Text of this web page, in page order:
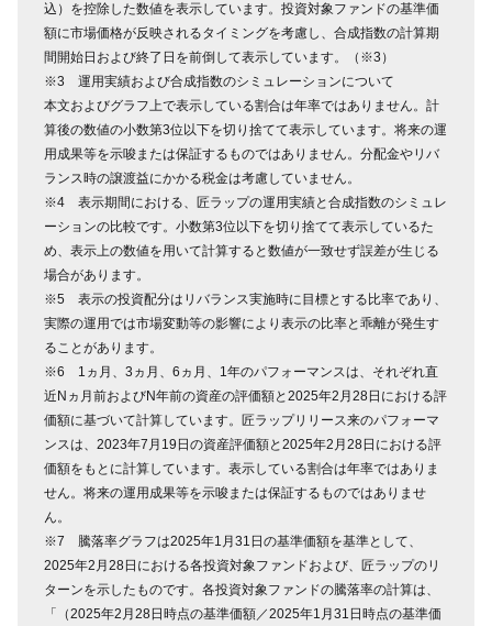
込）を控除した数値を表示しています。投資対象ファンドの基準価
額に市場価格が反映されるタイミングを考慮し、合成指数の計算期
間開始日および終了日を前倒して表示しています。（※3）
※3 運用実績および合成指数のシミュレーションについて
本文およびグラフ上で表示している割合は年率ではありません。計
算後の数値の小数第3位以下を切り捨てて表示しています。将来の運
用成果等を示唆または保証するものではありません。分配金やリバ
ランス時の譲渡益にかかる税金は考慮していません。
※4 表示期間における、匠ラップの運用実績と合成指数のシミュレ
ーションの比較です。小数第3位以下を切り捨てて表示しているた
め、表示上の数値を用いて計算すると数値が一致せず誤差が生じる
場合があります。
※5 表示の投資配分はリバランス実施時に目標とする比率であり、
実際の運用では市場変動等の影響により表示の比率と乖離が発生す
ることがあります。
※6 1ヵ月、3ヵ月、6ヵ月、1年のパフォーマンスは、それぞれ直
近Nヵ月前およびN年前の資産の評価額と2025年2月28日における評
価額に基づいて計算しています。匠ラップリリース来のパフォーマ
ンスは、2023年7月19日の資産評価額と2025年2月28日における評
価額をもとに計算しています。表示している割合は年率ではありま
せん。将来の運用成果等を示唆または保証するものではありませ
ん。
※7 騰落率グラフは2025年1月31日の基準価額を基準として、
2025年2月28日における各投資対象ファンドおよび、匠ラップのリ
ターンを示したものです。各投資対象ファンドの騰落率の計算は、
「（2025年2月28日時点の基準価額／2025年1月31日時点の基準価